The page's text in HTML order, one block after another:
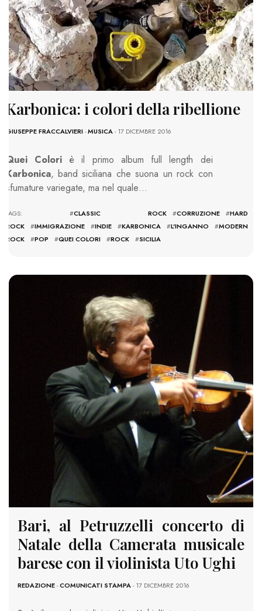
Karbonica: i colori della ribellione
GIUSEPPE FRACCALVIERI-MUSICA- 17 DICEMBRE 2016
Quei Coloriè il primo album full length dei
Karbonica, band siciliana che suona un rock con
sfumature variegate, ma nel quale…
TAGS: #CLASSIC ROCK #CORRUZIONE #HARD
ROCK
#IMMIGRAZIONE #INDIE #KARBONICA #L'INGANNO #MODERN
ROCK
#POP #QUEI COLORI #ROCK #SICILIA
1913 VIEWS
Bari, al Petruzzelli concerto di
Natale della Camerata musicale
barese con il violinista Uto Ughi
REDAZIONE-COMUNICATI STAMPA- 17 DICEMBRE 2016